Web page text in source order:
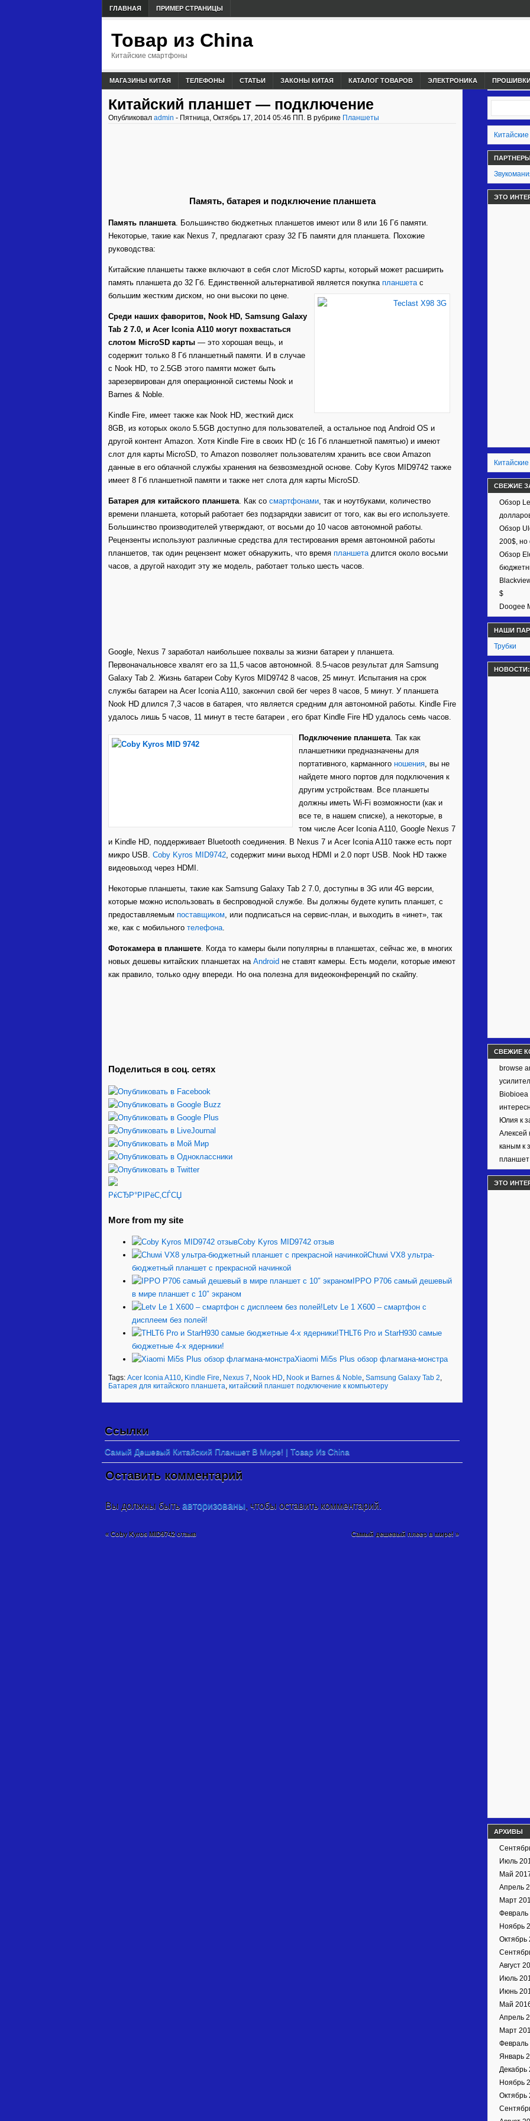
ГЛАВНАЯ ПРИМЕР СТРАНИЦЫ
Товар из China
Китайские смартфоны
МАГАЗИНЫ КИТАЯ ТЕЛЕФОНЫ СТАТЬИ ЗАКОНЫ КИТАЯ КАТАЛОГ ТОВАРОВ ЭЛЕКТРОНИКА
Китайский планшет — подключение
Опубликовал admin - Пятница, Октябрь 17, 2014 05:46 ПП. В рубрике Планшеты
Память, батарея и подключение планшета
Память планшета. Большинство бюджетных планшетов имеют или 8 или 16 Гб памяти.
Некоторые, такие как Nexus 7, предлагают сразу 32 ГБ памяти для планшета. Похожие
руководства:
Китайские планшеты также включают в себя слот MicroSD карты, который может расширить
память планшета до 32 Гб. Единственной альтернативой является покупка планшетас
большим жестким диском, но они высоки по цене.
Среди наших фаворитов, Nook HD, Samsung Galaxy
Tab 2 7.0, и Acer Iconia A110 могут похвастаться
слотом MicroSD карты — это хорошая вещь, и
содержит только 8 Гб планшетный памяти. И в случае
с Nook HD, то 2.5GB этого памяти может быть
зарезервирован для операционной системы Nook и
Barnes & Noble.
Kindle Fire, имеет также как Nook HD, жесткий диск
8GB, из которых около 5.5GB доступно для пользователей, а остальное под Android OS и
другой контент Amazon. Хотя Kindle Fire в своих HD (с 16 Гб планшетной памятью) и имеют
слот для карты MicroSD, то Amazon позволяет пользователям хранить все свои Amazon
данные в его облачной службы хранения на безвозмездной основе. Coby Kyros MID9742 также
имеет 8 Гб планшетной памяти и также нет слота для карты MicroSD.
Батарея для китайского планшета. Как со смартфонами, так и ноутбуками, количество
времени планшета, который работает без подзарядки зависит от того, как вы его используете.
Большинство производителей утверждают, от восьми до 10 часов автономной работы.
Рецензенты используют различные средства для тестирования время автономной работы
планшетов, так один рецензент может обнаружить, что время планшетадлится около восьми
часов, а другой находит эту же модель, работает только шесть часов.
Google, Nexus 7 заработал наибольшее похвалы за жизни батареи у планшета.
Первоначальновсе хвалят его за 11,5 часов автономной. 8.5-часов результат для Samsung
Galaxy Tab 2. Жизнь батареи Coby Kyros MID9742 8 часов, 25 минут. Испытания на срок
службы батареи на Acer Iconia A110, закончил свой бег через 8 часов, 5 минут. У планшета
Nook HD длился 7,3 часов в батарея, что является средним для автономной работы. Kindle Fire
удалось лишь 5 часов, 11 минут в тесте батареи , его брат Kindle Fire HD удалось семь часов.
Подключение планшета. Так как
планшетники предназначены для
портативного, карманного ношения, вы не
найдете много портов для подключения к
другим устройствам. Все планшеты
должны иметь Wi-Fi возможности (как и
все те, в нашем списке), а некоторые, в
том числе Acer Iconia A110, Google Nexus 7
и Kindle HD, поддерживает Bluetooth соединения. В Nexus 7 и Acer Iconia A110 также есть порт
микро USB. Coby Kyros MID9742, содержит мини выход HDMI и 2.0 порт USB. Nook HD также
видеовыход через HDMI.
Некоторые планшеты, такие как Samsung Galaxy Tab 2 7.0, доступны в 3G или 4G версии,
которые можно использовать в беспроводной службе. Вы должны будете купить планшет, с
предоставляемым поставщиком, или подписаться на сервис-план, и выходить в «инет», так
же, как с мобильного телефона.
Фотокамера в планшете. Когда то камеры были популярны в планшетах, сейчас же, в многих
новых дешевы китайских планшетах на Android не ставят камеры. Есть модели, которые имеют
как правило, только одну впереди. Но она полезна для видеоконференций по скайпу.
Поделиться в соц. сетях
РќСЂР°РІРёС‚СЃСЏ
More from my site
Coby Kyros MID9742 отзыв
Chuwi VX8 ультра-
бюджетный планшет с прекрасной начинкой
IPPO P706 самый дешевый
в мире планшет с 10″ экраном
Letv Le 1 X600 – смартфон с
дисплеем без полей!
THLT6 Pro и StarH930 самые
бюджетные 4-х ядерники!
Xiaomi Mi5s Plus обзор флагмана-монстра
Tags: Acer Iconia A110, Kindle Fire, Nexus 7, Nook HD, Nook и Barnes & Noble, Samsung Galaxy Tab 2,
Батарея для китайского планшета, китайский планшет подключение к компьютеру
Ссылки
Самый Дешевый Китайский Планшет В Мире! | Товар Из China
Оставить комментарий
Вы должны бытьавторизованы, чтобы оставить комментарий.
«Coby Kyros MID9742 отзыв Самый дешевый плеер в мире! »
ПАРТНЕРЫ
ЭТО
СВЕЖИЕ
Обзор
Обзор
200$, но
Обзор
$
Doogee
НАШИ
Трубки
НОВОСТИ:
СВЕЖИЕ
browse
Biobioea
Юлия к
Алексей
каным к
планшет
ЭТО
АРХИВЫ
Июль
Май
Апрель
Март
Февраль
Ноябрь
Октябрь
Август
Июль
Июнь
Май
Апрель
Март
Февраль
Январь
Декабрь
Ноябрь
Октябрь